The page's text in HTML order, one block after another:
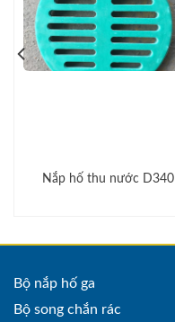
Nắp hố thu nước D340
Bộ nắp hố ga
Bộ song chắn rác